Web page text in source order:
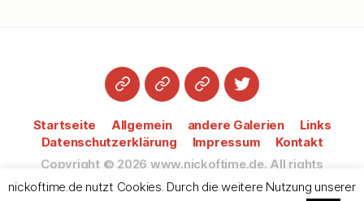
StartseiteDatenschutzerklärung
Impressum
Twitter
Startseite Allgemein andere Galerien
Links
Datenschutzerklärung
Impressum
Kontakt
Copyright © 2026 www.nickoftime.de. All rights
reserved.
nickoftime.de nutzt Cookies. Durch die weitere Nutzung unserer